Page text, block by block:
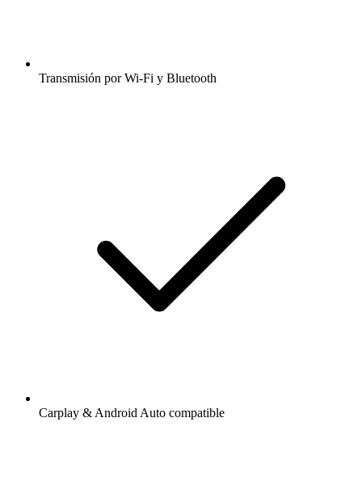
Transmisión por Wi-Fi y Bluetooth
Carplay & Android Auto compatible